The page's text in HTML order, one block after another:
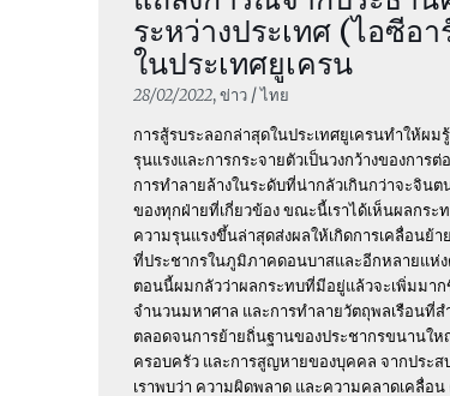
ระหว่างประเทศ (ไอซีอ
ในประเทศยูเครน
28/02/2022, ข่าว / ไทย
การสู้รบระลอกล่าสุดในประเทศยูเครนทำให้ผม
รุนแรงและการกระจายตัวเป็นวงกว้างของการ
การทำลายล้างในระดับที่น่ากลัวเกินกว่าจะจิน
ของทุกฝ่ายที่เกี่ยวข้อง ขณะนี้เราได้เห็นผลกร
ความรุนแรงขึ้นล่าสุดส่งผลให้เกิดการเคลื่อนย้
ที่ประชากรในภูมิภาคดอนบาสและอีกหลายแห่
ตอนนี้ผมกลัวว่าผลกระทบที่มีอยู่แล้วจะเพิ่มมา
จำนวนมหาศาล และการทำลายวัตถุพลเรือนที่
ตลอดจนการย้ายถิ่นฐานของประชากรขนานใ
ครอบครัว และการสูญหายของบุคคล จากประ
เราพบว่า ความผิดพลาด และความคลาดเคลื่อ